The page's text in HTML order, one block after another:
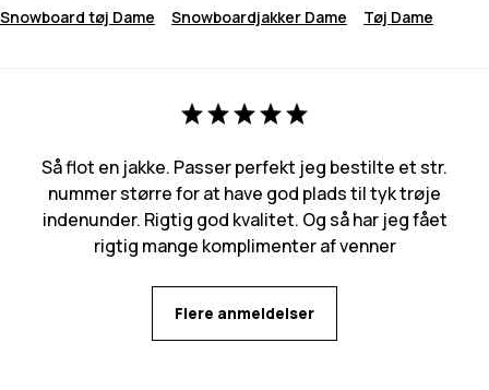
Snowboard tøj Dame Snowboardjakker Dame Tøj Dame
Så flot en jakke. Passer perfekt jeg bestilte et str.
nummer større for at have god plads til tyk trøje
indenunder. Rigtig god kvalitet. Og så har jeg fået
rigtig mange komplimenter af venner
Flere anmeldelser